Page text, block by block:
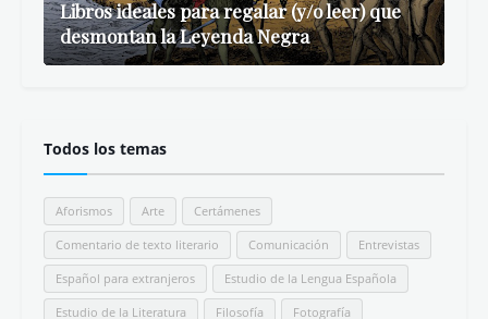
Libros ideales para regalar (y/o leer) que
desmontan la Leyenda Negra
Todos los temas
Aforismos Arte Certámenes
Comentario de texto literario Comunicación Entrevistas
Español para extranjeros Estudio de la Lengua Española
Estudio de la Literatura Filosofía Fotografía